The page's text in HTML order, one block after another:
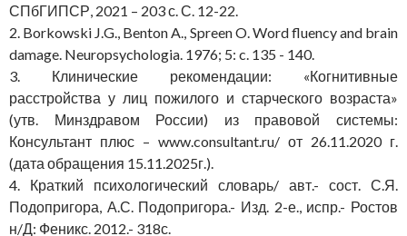
СПбГИПСР, 2021 – 203 с. С. 12-22.
2. Borkowski J.G., Benton A., Spreen O. Word fluency and brain
damage. Neuropsychologia. 1976; 5: c. 135 - 140.
3. Клинические рекомендации: «Когнитивные
расстройства у лиц пожилого и старческого возраста»
(утв. Минздравом России) из правовой системы:
Консультант плюс – www.consultant.ru/ от 26.11.2020 г.
(дата обращения 15.11.2025г.).
4. Краткий психологический словарь/ авт.- сост. С.Я.
Подопригора, А.С. Подопригора.- Изд. 2-е., испр.- Ростов
н/Д: Феникс. 2012.- 318с.